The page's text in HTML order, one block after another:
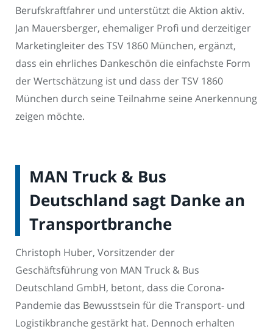
Berufskraftfahrer und unterstützt die Aktion aktiv.
Jan Mauersberger, ehemaliger Profi und derzeitiger
Marketingleiter des TSV 1860 München, ergänzt,
dass ein ehrliches Dankeschön die einfachste Form
der Wertschätzung ist und dass der TSV 1860
München durch seine Teilnahme seine Anerkennung
zeigen möchte.
MAN Truck & Bus
Deutschland sagt Danke an
Transportbranche
Christoph Huber, Vorsitzender der
Geschäftsführung von MAN Truck & Bus
Deutschland GmbH, betont, dass die Corona-
Pandemie das Bewusstsein für die Transport- und
Logistikbranche gestärkt hat. Dennoch erhalten